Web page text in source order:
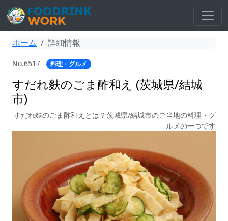
ホーム 詳細情報
No.6517 料理・グルメ
すだれ麩のごま酢和え (茨城県/結城
市)
すだれ麩のごま酢和えとは？茨城県/結城市のご当地の料理・グ
ルメの一つです